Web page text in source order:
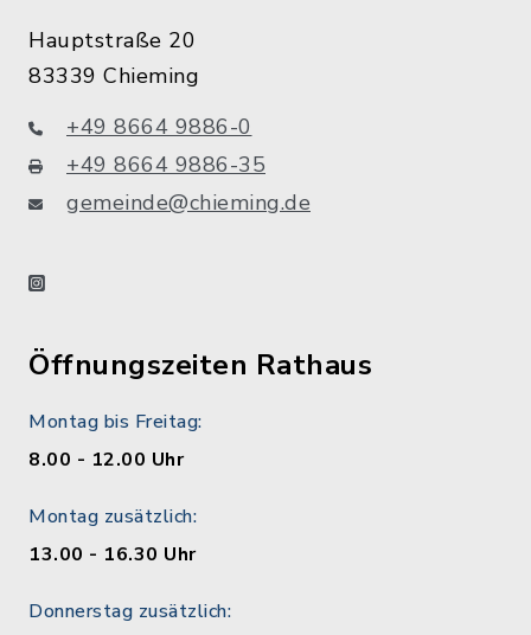
Hauptstraße 20
83339 Chieming
+49 8664 9886-0
+49 8664 9886-35
gemeinde@chieming.de
instagram
Öffnungszeiten Rathaus
Montag bis Freitag:
8.00 - 12.00 Uhr
Montag zusätzlich:
13.00 - 16.30 Uhr
Donnerstag zusätzlich: